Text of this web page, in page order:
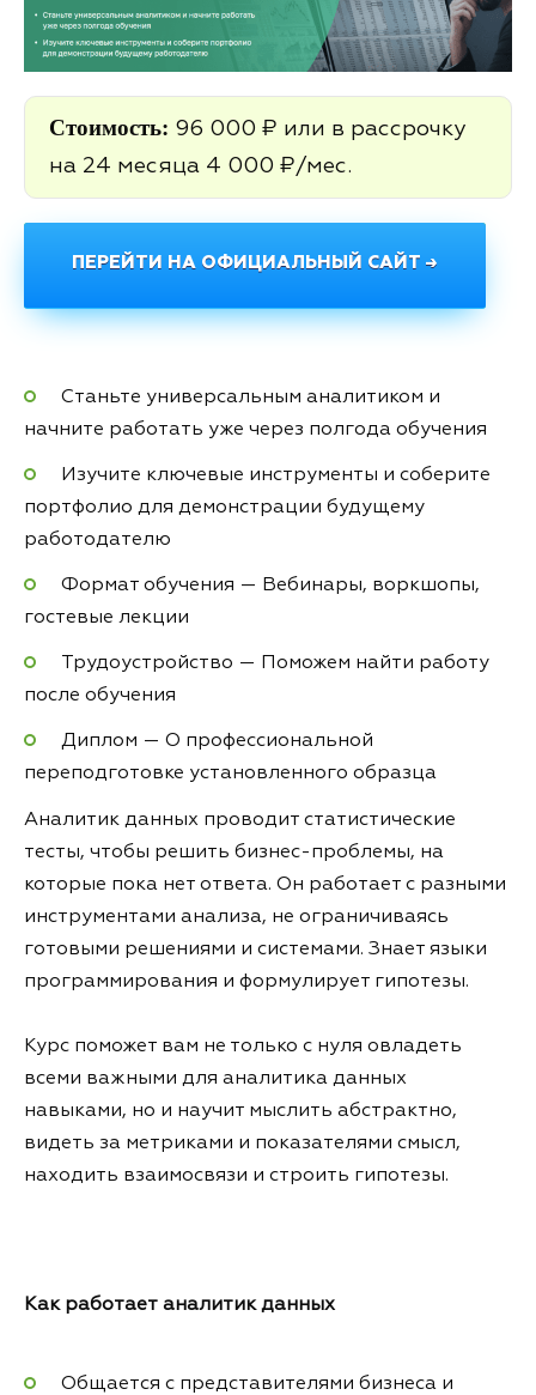
Стоимость: 96 000 ₽ или в рассрочку
на 24 месяца 4 000 ₽/мес.
ПЕРЕЙТИ НА ОФИЦИАЛЬНЫЙ САЙТ →
Станьте универсальным аналитиком и
начните работать уже через полгода обучения
Изучите ключевые инструменты и соберите
портфолио для демонстрации будущему
работодателю
Формат обучения — Вебинары, воркшопы,
гостевые лекции
Трудоустройство — Поможем найти работу
после обучения
Диплом — О профессиональной
переподготовке установленного образца
Аналитик данных проводит статистические
тесты, чтобы решить бизнес-проблемы, на
которые пока нет ответа. Он работает с разными
инструментами анализа, не ограничиваясь
готовыми решениями и системами. Знает языки
программирования и формулирует гипотезы.
Курс поможет вам не только с нуля овладеть
всеми важными для аналитика данных
навыками, но и научит мыслить абстрактно,
видеть за метриками и показателями смысл,
находить взаимосвязи и строить гипотезы.
Как работает аналитик данных
Общается с представителями бизнеса и